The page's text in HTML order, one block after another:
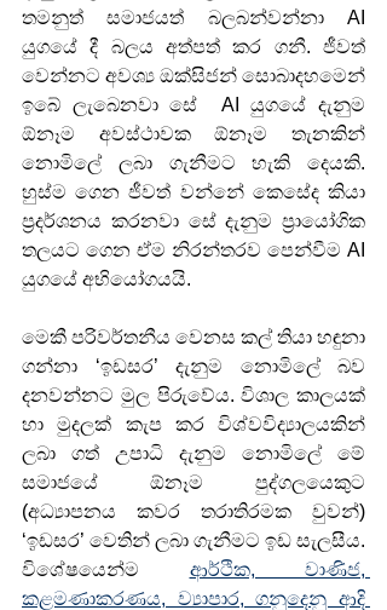
තමනුත් සමාජයත් බලබන්වන්නා AI
යුගයේ දී බලය අත්පත් කර ගනී. ජීවත්
වෙන්නට අවශ්‍ය ඔක්සිජන් සොබාදහමෙන්
ඉබේ ලැබෙනවා සේ  AI යුගයේ දැනුම
ඕනෑම අවස්ථාවක ඕනෑම තැනකින්
නොමිලේ ලබා ගැනීමට හැකි දෙයකි.
හුස්ම ගෙන ජීවත් වන්නේ කෙසේද කියා
ප්‍රදර්ශනය කරනවා සේ දැනුම ප්‍රායෝගික
තලයට ගෙන ඒම නිරන්තරව පෙන්වීම AI
යුගයේ අභියෝගයයි.
මෙකී පරිවර්තනීය වෙනස කල් තියා හඳුනා
ගන්නා ‘ඉඩසර’ දැනුම නොමිලේ බව
දනවන්නට මුල පිරුවේය. විශාල කාලයක්
හා මුදලක් කැප කර විශ්වවිද්‍යාලයකින්
ලබා ගත් උපාධි දැනුම නොමිලේ මේ
සමාජයේ ඕනෑම පුද්ගලයෙකුට
(අධ්‍යාපනය කවර තරාතිරමක වුවන්)
‘ඉඩසර’ වෙතින් ලබා ගැනීමට ඉඩ සැලසීය.
විශේෂයෙන්ම ආර්ථික, වාණිජ,
කළමණාකරණය, ව්‍යාපාර, ගනුදෙනු ආදි